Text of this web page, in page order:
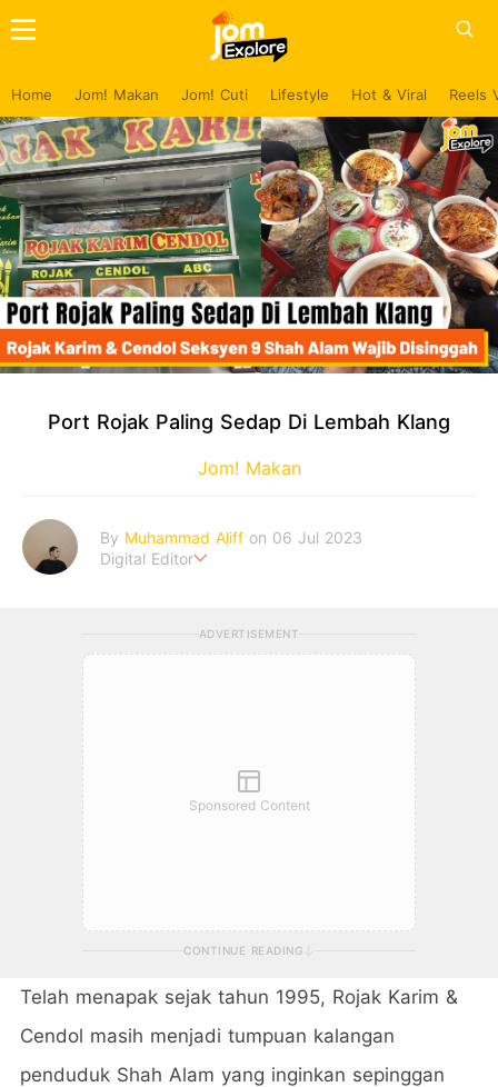
Home Jom! Makan Jom! Cuti Lifestyle Hot & Viral Reels
Port Rojak Paling Sedap Di Lembah Klang
Jom! Makan
By Muhammad Aliff on 06 Jul 2023
Digital Editor
ADVERTISEMENT
Sponsored Content
CONTINUE READING
Telah menapak sejak tahun 1995, Rojak Karim &
Cendol masih menjadi tumpuan kalangan
penduduk Shah Alam yang inginkan sepinggan